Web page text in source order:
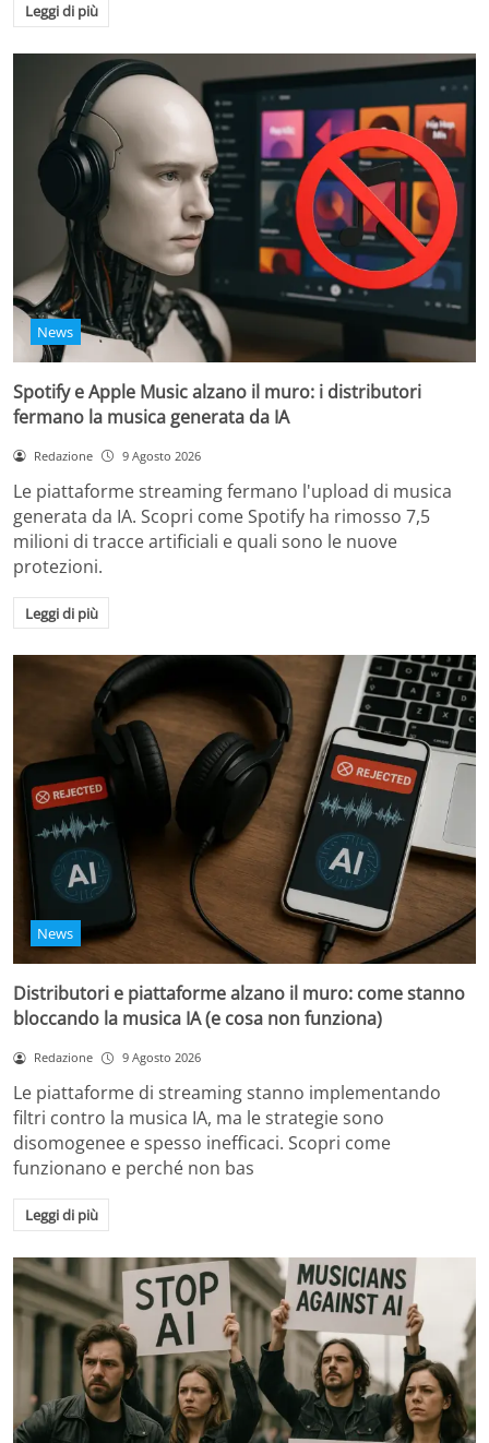
Leggi di più
News
Spotify e Apple Music alzano il muro: i distributori
fermano la musica generata da IA
Redazione 9 Agosto 2026
Le piattaforme streaming fermano l'upload di musica
generata da IA. Scopri come Spotify ha rimosso 7,5
milioni di tracce artificiali e quali sono le nuove
protezioni.
Leggi di più
News
Distributori e piattaforme alzano il muro: come stanno
bloccando la musica IA (e cosa non funziona)
Redazione 9 Agosto 2026
Le piattaforme di streaming stanno implementando
filtri contro la musica IA, ma le strategie sono
disomogenee e spesso inefficaci. Scopri come
funzionano e perché non bas
Leggi di più